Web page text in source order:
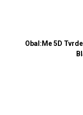
Obal:Me 5D